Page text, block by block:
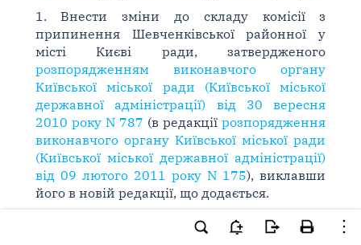
1. Внести зміни до складу комісії з
припинення Шевченківської районної у
місті Києві ради, затвердженого
розпорядженням виконавчого органу
Київської міської ради (Київської міської
державної адміністрації) від 30 вересня
2010 року N 787 (в редакціїрозпорядження
виконавчого органу Київської міської ради
(Київської міської державної адміністрації)
від 09 лютого 2011 року N 175), виклавши
його в новій редакції, що додається.
2. Внести зміни до складу комісії з
припинення Шевченківської районної у